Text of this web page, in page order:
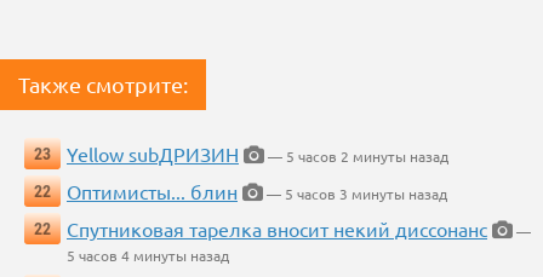
Также смотрите:
23 Yellow subДРИЗИН
— 5 часов 2 минуты назад
22
Оптимисты... блин
— 5 часов 3 минуты назад
22
Спутниковая тарелка вносит некий диссонанс
—
5 часов 4 минуты назад